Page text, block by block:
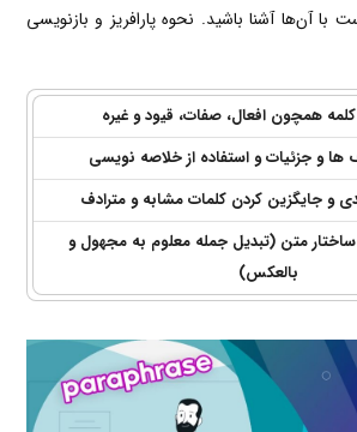
آن‌ها آشنا باشید. نحوه پارافریز و بازنویسی
کلمه همچون افعال، صفات، قیود و غیره
ها و جزئیات و استفاده از خلاصه نویسی
و جایگزین کردن کلمات مشابه و مترادف
ساختار متن (تبدیل جمله معلوم به مجهول و
بالعکس)